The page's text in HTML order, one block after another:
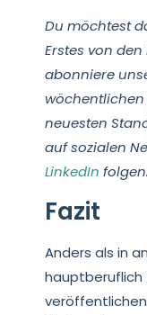
Du möchtest
Erstes von
abonniere
wöchentlichen
neuesten
auf sozialen
LinkedIn folgen.
Fazit
Anders als in
hauptberuflich